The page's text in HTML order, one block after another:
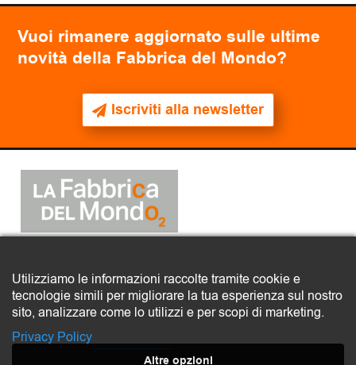
Vuoi rimanere aggiornato sulle ultime
novità della Fabbrica del Mondo?
Iscriviti alla newsletter
COMITATO LA FABBRICA DEL MONDO – ETS
Via Quarto, 16 – 35138 Padova
CF 92320220285
Privacy policy
Utilizziamo le informazioni raccolte tramite cookie e
tecnologie simili per migliorare la tua esperienza sul nostro
sito, analizzare come lo utilizzi e per scopi di marketing.
Privacy Policy
Altre opzioni